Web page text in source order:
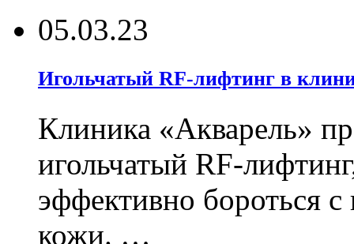
05.03.23
Игольчатый RF-лифтинг в
Клиника «Акварель»
игольчатый RF-
эффективно бороться
кожи. …